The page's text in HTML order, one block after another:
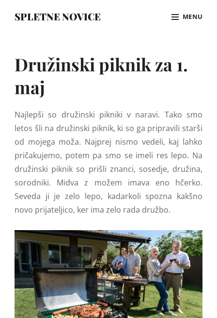
SPLETNE NOVICE MENU
Družinski piknik za 1.
maj
Najlepši so družinski pikniki v naravi. Tako smo
letos šli na družinski piknik, ki so ga pripravili starši
od mojega moža. Najprej nismo vedeli, kaj lahko
pričakujemo, potem pa smo se imeli res lepo. Na
družinski piknik so prišli znanci, sosedje, družina,
sorodniki. Midva z možem imava eno hčerko.
Seveda ji je zelo lepo, kadarkoli spozna kakšno
novo prijateljico, ker ima zelo rada družbo.